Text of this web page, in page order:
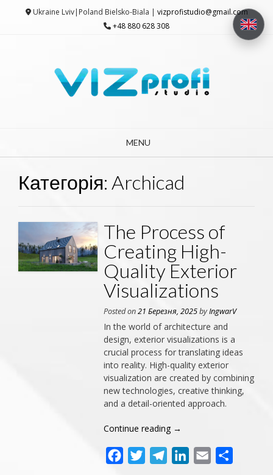
Ukraine Lviv|Poland Bielsko-Biala | vizprofistudio@gmail.com
+48 880 628 308
MENU
Категорія: Archicad
The Process of
Creating High-
Quality Exterior
Visualizations
Posted on21 Березня, 2025byIngwarV
In the world of architecture and
design, exterior visualizations is a
crucial process for translating ideas
into reality. High-quality exterior
visualization are created by combining
new technologies, creative thinking,
and a detail-oriented approach.
Continue reading →
FacebookTwitterTelegramLinkedIn
Email